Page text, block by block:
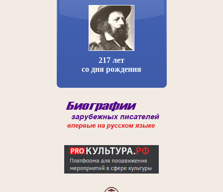
217 лет
со дня рождения